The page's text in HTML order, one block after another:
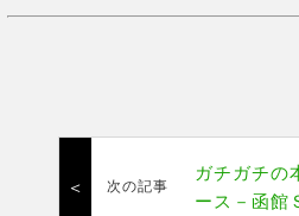
＜ 次の記事
ガチガチの
ース－函館